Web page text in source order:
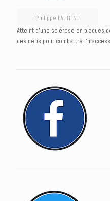
Philippe LAURENT
Atteint d’une sclérose en plaques
des défis pour combattre